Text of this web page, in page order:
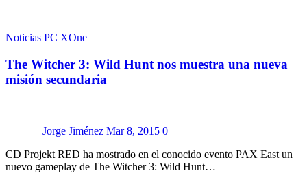
Noticias PC XOne
The Witcher 3: Wild Hunt nos muestra una nueva
misión secundaria
Jorge Jiménez Mar 8, 2015 0
CD Projekt RED ha mostrado en el conocido evento PAX East un
nuevo gameplay de The Witcher 3: Wild Hunt…